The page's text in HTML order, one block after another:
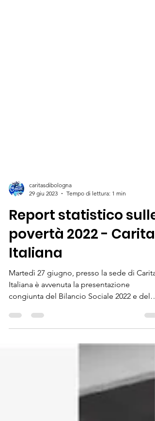
29 giu 2023
Tempo di lettura: 1 min
Report statistico sulle
povertà 2022 - Caritas
Italiana
Martedì 27 giugno, presso la sede di Caritas
congiunta del Bilancio Sociale 2022 e del
primo...